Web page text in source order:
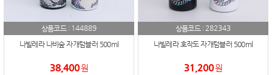
상품코드 : 144889
나빌레라 나비숲 자개텀블러 500ml
38,400원
상품코드 :282343
나빌레라 호작도 자개텀블러 500ml
31,200원